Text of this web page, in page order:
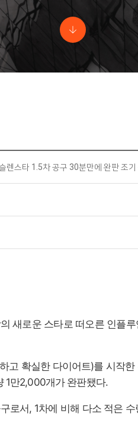
렌스타 1.5차 공구 30분만에 완판 조기
새로운 스타로 떠오른 인플
고 확실한 다이어트)를 시작
1만2,000개가 완판됐다.
로서, 1차에 비해 다소 적은